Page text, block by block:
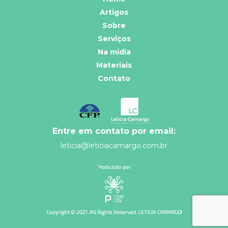
Artigos
Sobre
Serviços
Na mídia
Materiais
Contato
Entre em contato por email:
leticia@leticiacamargo.com.br